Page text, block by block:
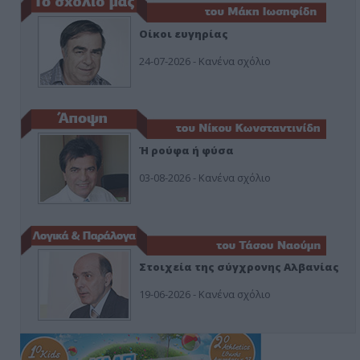
Οίκοι ευγηρίας
24-07-2026 - Κανένα σχόλιο
Ή ρούφα ή φύσα
03-08-2026 - Κανένα σχόλιο
Στοιχεία της σύγχρονης Αλβανίας
19-06-2026 - Κανένα σχόλιο